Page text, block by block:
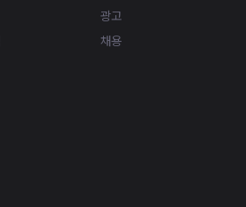
광고
채용